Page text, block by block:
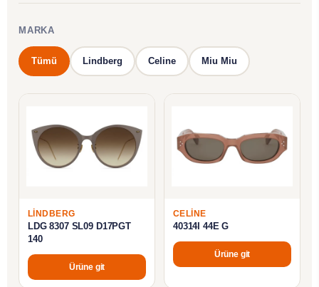
MARKA
Tümü Lindberg Celine Miu Miu
LINDBERG
LDG 8307 SL09 D17PGT
140
Ürüne git
CELINE
40314I 44E G
Ürüne git